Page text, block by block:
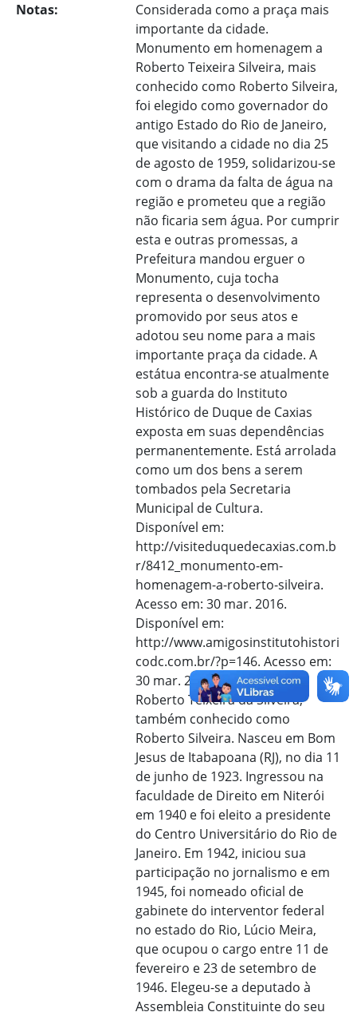
Notas:
Considerada como a praça mais
importante da cidade.
Monumento em homenagem a
Roberto Teixeira Silveira, mais
conhecido como Roberto Silveira,
foi elegido como governador do
antigo Estado do Rio de Janeiro,
que visitando a cidade no dia 25
de agosto de 1959, solidarizou-se
com o drama da falta de água na
região e prometeu que a região
não ficaria sem água. Por cumprir
esta e outras promessas, a
Prefeitura mandou erguer o
Monumento, cuja tocha
representa o desenvolvimento
promovido por seus atos e
adotou seu nome para a mais
importante praça da cidade. A
estátua encontra-se atualmente
sob a guarda do Instituto
Histórico de Duque de Caxias
exposta em suas dependências
permanentemente. Está arrolada
como um dos bens a serem
tombados pela Secretaria
Municipal de Cultura.
Disponível em:
http://visiteduquedecaxias.com.b
r/8412_monumento-em-
homenagem-a-roberto-silveira.
Acesso em: 30 mar. 2016.
Disponível em:
http://www.amigosinstitutohistori
codc.com.br/?p=146. Acesso em:
30 mar. 2016.
Roberto Teixeira da Silveira,
também conhecido como
Roberto Silveira. Nasceu em Bom
Jesus de Itabapoana (RJ), no dia 11
de junho de 1923. Ingressou na
faculdade de Direito em Niterói
em 1940 e foi eleito a presidente
do Centro Universitário do Rio de
Janeiro. Em 1942, iniciou sua
participação no jornalismo e em
1945, foi nomeado oficial de
gabinete do interventor federal
no estado do Rio, Lúcio Meira,
que ocupou o cargo entre 11 de
fevereiro e 23 de setembro de
1946. Elegeu-se a deputado à
Assembleia Constituinte do seu